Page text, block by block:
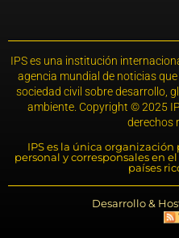
IPS es una institución
agencia mundial de noticias
sociedad civil sobre desarrollo,
ambiente. Copyright © 2025
derechos
IPS es la única
personal y corresponsales en
países
Desarrollo &